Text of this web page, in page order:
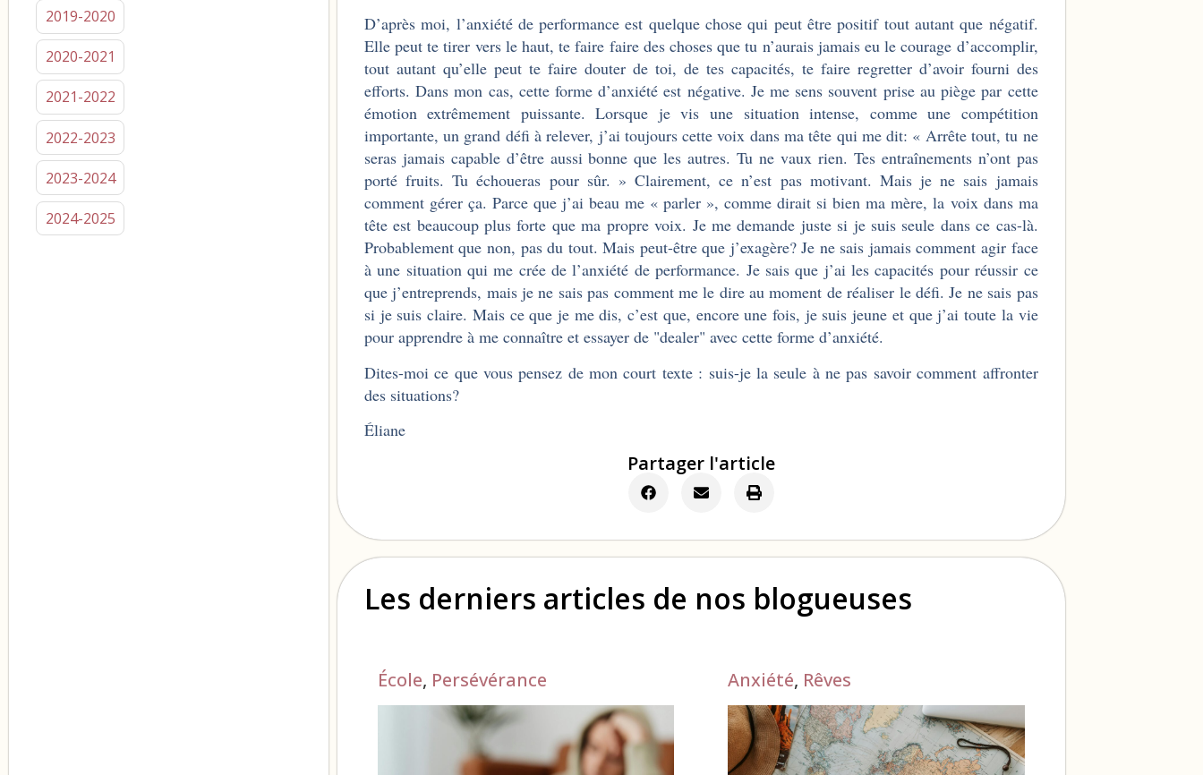
2019-2020
2020-2021
2021-2022
2022-2023
2023-2024
2024-2025
D’après moi, l’anxiété de performance est quelque chose qui peut être positif tout autant que négatif.
Elle peut te tirer vers le haut, te faire faire des choses que tu n’aurais jamais eu le courage d’accomplir,
tout autant qu’elle peut te faire douter de toi, de tes capacités, te faire regretter d’avoir fourni des
efforts. Dans mon cas, cette forme d’anxiété est négative. Je me sens souvent prise au piège par cette
émotion extrêmement puissante. Lorsque je vis une situation intense, comme une compétition
importante, un grand défi à relever, j’ai toujours cette voix dans ma tête qui me dit: « Arrête tout, tu ne
seras jamais capable d’être aussi bonne que les autres. Tu ne vaux rien. Tes entraînements n’ont pas
porté fruits. Tu échoueras pour sûr. » Clairement, ce n’est pas motivant. Mais je ne sais jamais
comment gérer ça. Parce que j’ai beau me « parler », comme dirait si bien ma mère, la voix dans ma
tête est beaucoup plus forte que ma propre voix. Je me demande juste si je suis seule dans ce cas-là.
Probablement que non, pas du tout. Mais peut-être que j’exagère? Je ne sais jamais comment agir face
à une situation qui me crée de l’anxiété de performance. Je sais que j’ai les capacités pour réussir ce
que j’entreprends, mais je ne sais pas comment me le dire au moment de réaliser le défi. Je ne sais pas
si je suis claire. Mais ce que je me dis, c’est que, encore une fois, je suis jeune et que j’ai toute la vie
pour apprendre à me connaître et essayer de "dealer" avec cette forme d’anxiété.
Dites-moi ce que vous pensez de mon court texte : suis-je la seule à ne pas savoir comment affronter
des situations?
Éliane
Partager l'article
Les derniers articles de nos blogueuses
École, Persévérance Anxiété, Rêves